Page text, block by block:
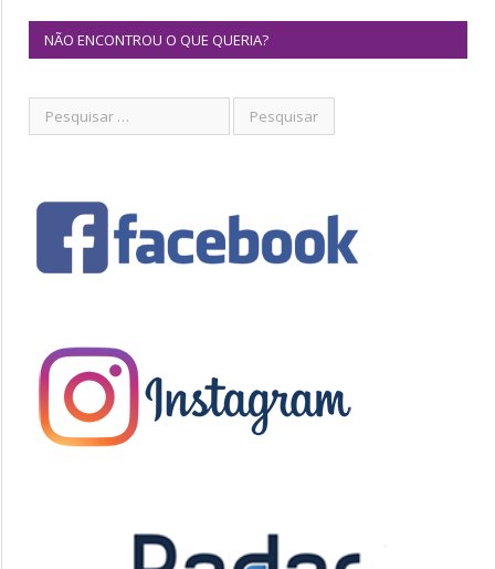
NÃO ENCONTROU O QUE QUERIA?